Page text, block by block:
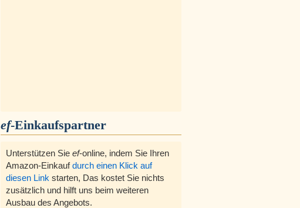
ef-Einkaufspartner
Unterstützen Sie ef-online, indem Sie Ihren
Amazon-Einkaufdurch einen Klick auf
diesen Link starten, Das kostet Sie nichts
zusätzlich und hilft uns beim weiteren
Ausbau des Angebots.